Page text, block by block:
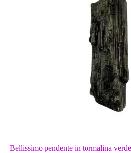
Bellissimo pendente in tormalina